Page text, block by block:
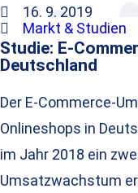
16. 9. 2019
Markt & Studien
Studie: E-
Deutschland
Der E-Commerce-
Onlineshops in
im Jahr 2018 ein
Umsatzwachstum